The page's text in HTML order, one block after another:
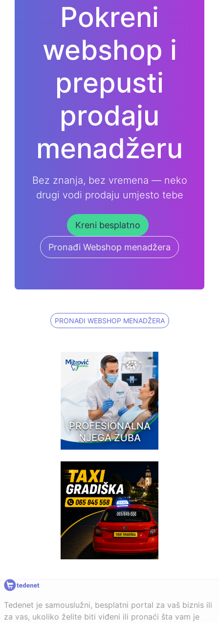
Pokreni
webshop i
prepusti
prodaju
menadžeru
Bez znanja, bez vremena — neko
drugi vodi prodaju umjesto tebe
Kreni besplatno
Pronađi Webshop menadžera
PRONAĐI WEBSHOP MENADŽERA
PROFESIONALNA
NJEGA ZUBA
Tedenet je samouslužni, besplatni portal za vaš biznis ili
za vas, ukoliko želite biti viđeni ili pronaći šta vam je